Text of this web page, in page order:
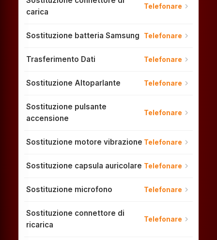
carica
Telefonare chevron_right
Sostituzione batteria Samsung Telefonare chevron_right
Trasferimento Dati Telefonare chevron_right
Sostituzione Altoparlante Telefonare chevron_right
Sostituzione pulsante
accensione
Telefonare chevron_right
Sostituzione motore vibrazione Telefonare chevron_right
Sostituzione capsula auricolare Telefonare chevron_right
Sostituzione microfono Telefonare chevron_right
Sostituzione connettore di
ricarica
Telefonare chevron_right